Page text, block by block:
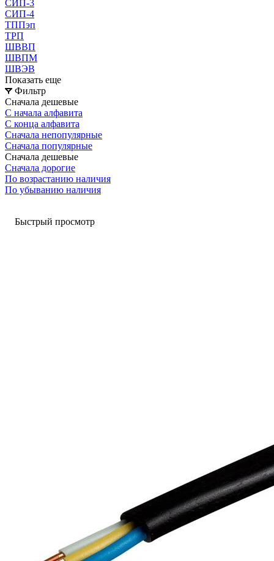
СИП-3
СИП-4
ТППэп
ТРП
ШВВП
ШВПМ
ШВЭВ
Показать еще
Фильтр
Сначала дешевые
С начала алфавита
С конца алфавита
Сначала непопулярные
Сначала популярные
Сначала дешевые
Сначала дорогие
По возрастанию наличия
По убыванию наличия
Быстрый просмотр